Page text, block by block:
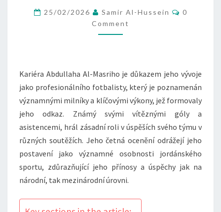
VÝKONY,
OCENĚNÍ
25/02/2026 Samir Al-Hussein Comments
0
Comment
Kariéra Abdullaha Al-Masriho je důkazem jeho vývoje
jako profesionálního fotbalisty, který je poznamenán
významnými milníky a klíčovými výkony, jež formovaly
jeho odkaz. Známý svými vítěznými góly a
asistencemi, hrál zásadní roli v úspěších svého týmu v
různých soutěžích. Jeho četná ocenění odrážejí jeho
postavení jako významné osobnosti jordánského
sportu, zdůrazňující jeho přínosy a úspěchy jak na
národní, tak mezinárodní úrovni.